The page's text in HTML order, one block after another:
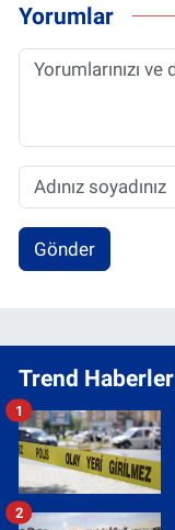
Yorumlar
Gönder
Trend Haberler
1
2